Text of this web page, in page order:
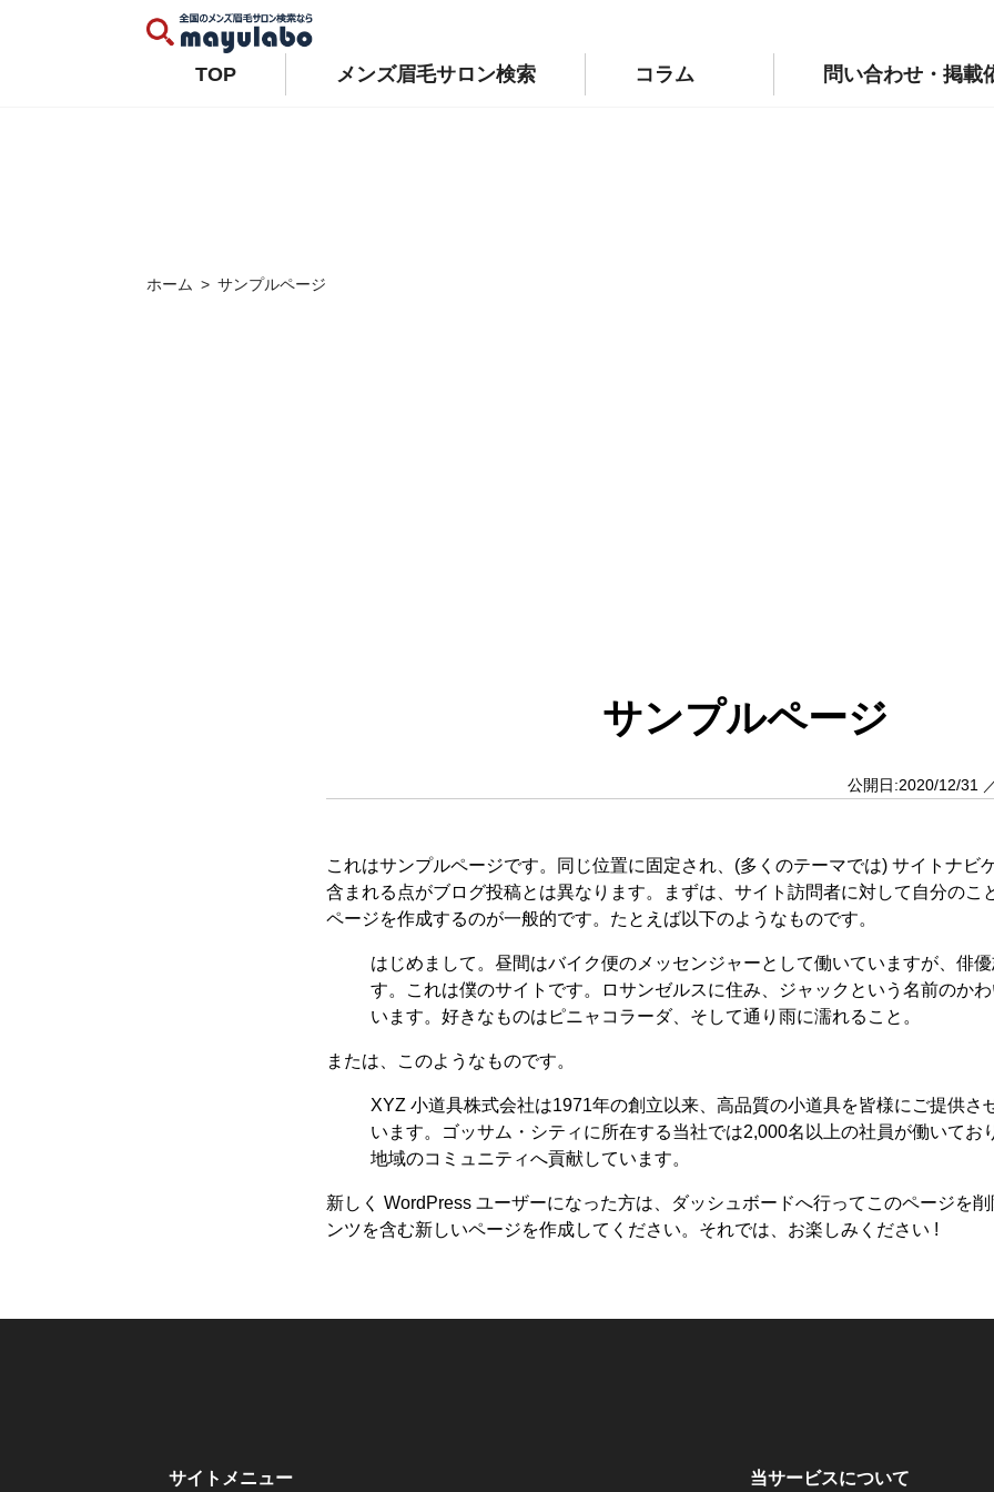
: Constant WP_AUTO_UPDATE_CORE already defined in
: Constant AUTOMATIC_UPDATER_DISABLED already defined in/home/xs679489/mayulabo.jp/public_html/wp-config.php
TOP メンズ眉毛サロン検索 コラム 問い合わせ・掲載
ホーム サンプルページ
サンプルページ
公開日:2020/12/31
これはサンプルページです。同じ位置に固定され、(多くのテーマでは) サイトナビ
含まれる点がブログ投稿とは異なります。まずは、サイト訪問者に対して自分のこ
ページを作成するのが一般的です。たとえば以下のようなものです。
はじめまして。昼間はバイク便のメッセンジャーとして働いていますが、俳
す。これは僕のサイトです。ロサンゼルスに住み、ジャックという名前のか
います。好きなものはピニャコラーダ、そして通り雨に濡れること。
または、このようなものです。
XYZ 小道具株式会社は1971年の創立以来、高品質の小道具を皆様にご提供さ
います。ゴッサム・シティに所在する当社では2,000名以上の社員が働いてお
地域のコミュニティへ貢献しています。
新しく WordPress ユーザーになった方は、 ダッシュボードへ行ってこのページを
ンツを含む新しいページを作成してください。それでは、お楽しみください !
サイトメニュー 当サービスについて